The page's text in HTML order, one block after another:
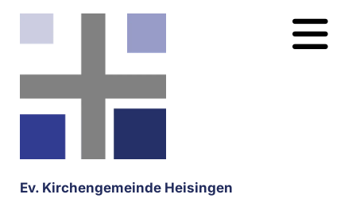
Ev. Kirchengemeinde Heisingen